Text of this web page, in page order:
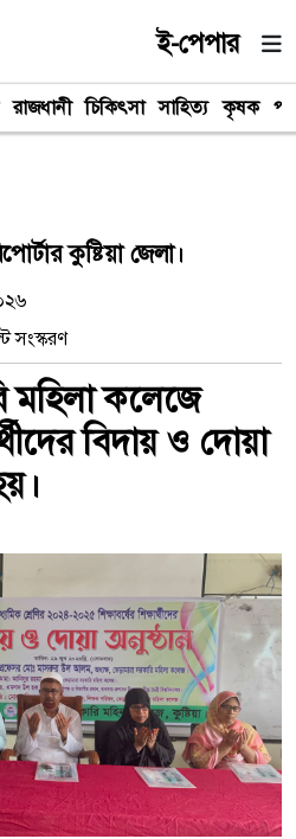
ই-পেপার
রাজধানী চিকিৎসা সাহিত্য কৃষক
কুষ্টিয়া জেলা।
সংস্করণ
মহিলা কলেজে
বিদায় ও দোয়া